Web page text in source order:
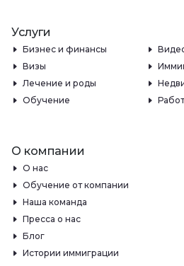
Услуги
Бизнес и финансы
Визы
Лечение и роды
Обучение
О компании
О нас
Обучение от компании
Наша команда
Пресса о нас
Блог
Истории иммиграции